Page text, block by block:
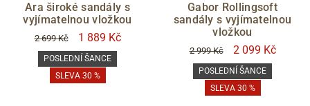
Ara široké sandály s
vyjímatelnou vložkou
2 699 Kč 1 889 Kč
POSLEDNÍ ŠANCE
SLEVA 30 %
Gabor Rollingsoft
sandály s vyjímatelnou
vložkou
2 999 Kč 2 099 Kč
POSLEDNÍ ŠANCE
SLEVA 30 %